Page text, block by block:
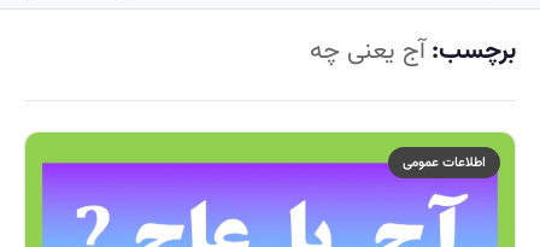
برچسب:آج یعنی چه
اطلاعات عمومی